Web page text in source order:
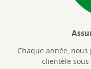
Chaque année,
clientèle